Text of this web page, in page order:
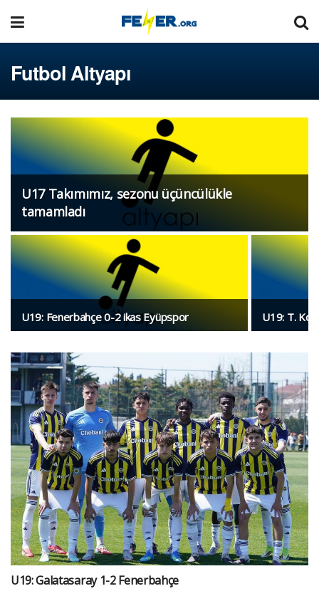
Futbol Altyapı
U17 Takımımız, sezonu üçüncülükle
tamamladı
U19: Fenerbahçe 0-2 ikas Eyüpspor U19: T.
U19: Galatasaray 1-2 Fenerbahçe